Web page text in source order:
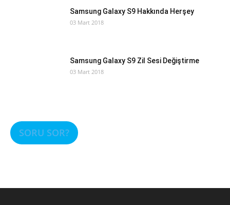
Samsung Galaxy S9 Hakkında Herşey
03 Mart 2018
Samsung Galaxy S9 Zil Sesi Değiştirme
03 Mart 2018
SORU SOR?